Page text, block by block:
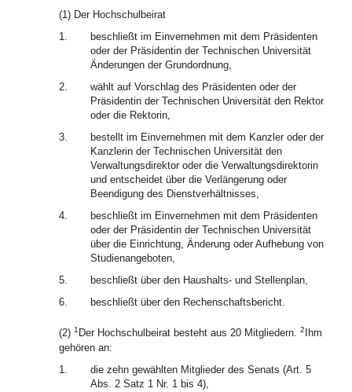
(1) Der Hochschulbeirat
1.
beschließt im Einvernehmen mit dem Präsidenten
oder der Präsidentin der Technischen Universität
Änderungen der Grundordnung,
2.
wählt auf Vorschlag des Präsidenten oder der
Präsidentin der Technischen Universität den Rektor
oder die Rektorin,
3.
bestellt im Einvernehmen mit dem Kanzler oder der
Kanzlerin der Technischen Universität den
Verwaltungsdirektor oder die Verwaltungsdirektorin
und entscheidet über die Verlängerung oder
Beendigung des Dienstverhältnisses,
4.
beschließt im Einvernehmen mit dem Präsidenten
oder der Präsidentin der Technischen Universität
über die Einrichtung, Änderung oder Aufhebung von
Studienangeboten,
5.
beschließt über den Haushalts- und Stellenplan,
6.
beschließt über den Rechenschaftsbericht.
(2) 1 Der Hochschulbeirat besteht aus 20 Mitgliedern. 2
Ihm
gehören an:
1.
die zehn gewählten Mitglieder des Senats (Art. 5
Abs. 2 Satz 1 Nr. 1 bis 4),